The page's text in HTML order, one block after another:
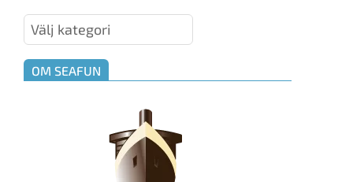
Kategorier
OM SEAFUN